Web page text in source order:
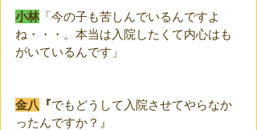
小林「今の子も苦しんでいるんですよ
ね・・・。本当は入院したくて内心はも
がいているんです」
金八 『でもどうして入院させてやらなか
ったんですか？』